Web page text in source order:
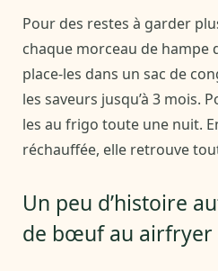
Pour des restes à garder
chaque morceau de hampe
place-les dans un sac de
les saveurs jusqu’à 3 mois.
les au frigo toute une nuit.
réchauffée, elle retrouve
Un peu d’histoire
de bœuf au airfryer